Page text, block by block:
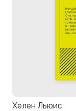
Хелен Льюис